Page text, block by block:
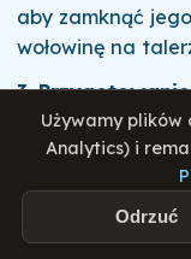
aby zamknąć
wołowinę na
3.
W tym samym
cebulę na
paski suszone
uwolnią aromat.
Używamy
Analytics) i
Odrzuć